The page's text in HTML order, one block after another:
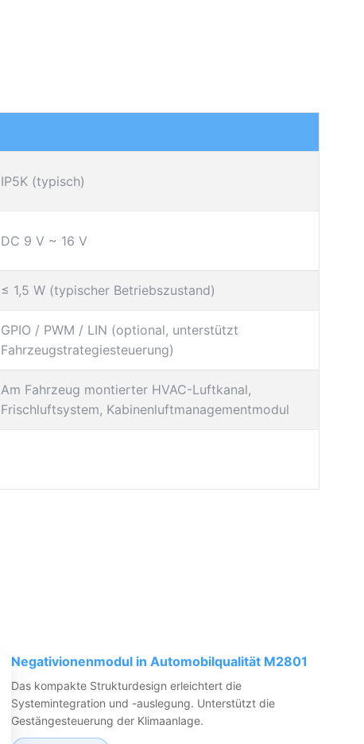
IP5K (typisch)
DC 9 V ~ 16 V
≤ 1,5 W (typischer Betriebszustand)
GPIO / PWM / LIN (optional, unterstützt
Fahrzeugstrategiesteuerung)
Am Fahrzeug montierter HVAC-Luftkanal,
Frischluftsystem, Kabinenluftmanagementmodul
Negativionenmodul in Automobilqualität M2801
Das kompakte Strukturdesign erleichtert die
Systemintegration und -auslegung. Unterstützt die
Gestängesteuerung der Klimaanlage.